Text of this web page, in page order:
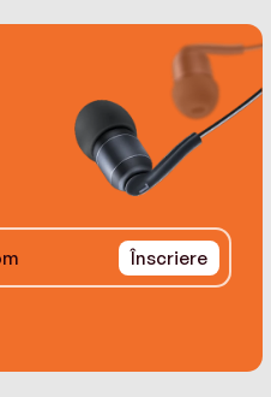
Înscriere